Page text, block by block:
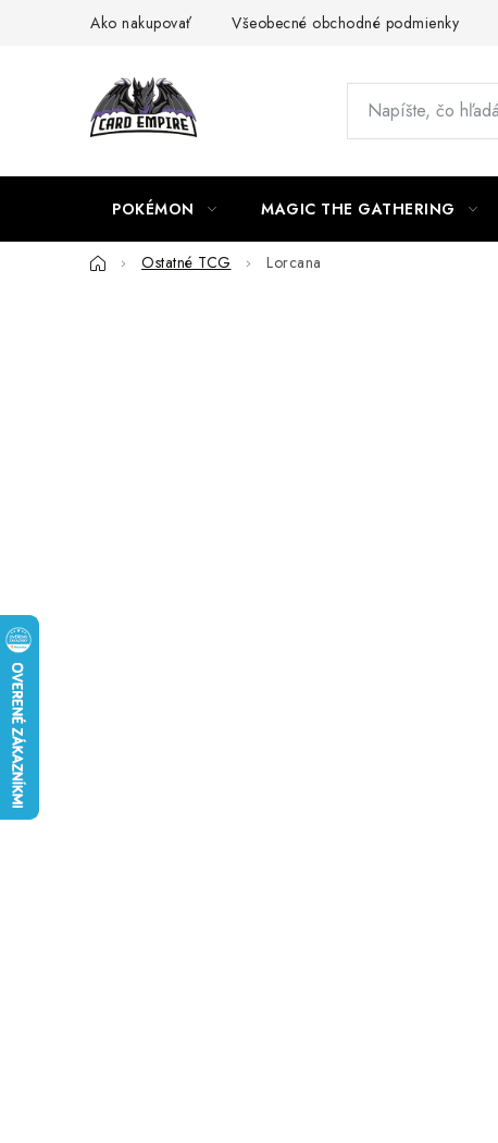
Ako nakupovať Všeobecné obchodné podmienky
POKÉMON MAGIC THE GATHERING
DomovOstatné TCG Lorcana